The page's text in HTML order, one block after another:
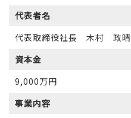
代表者名
代表取締役社長 木村 政晴
資本金
9,000万円
事業内容